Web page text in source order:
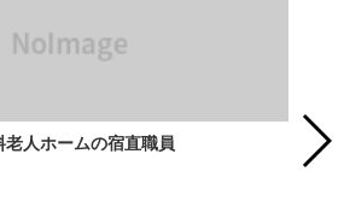
老人ホームの宿直職員